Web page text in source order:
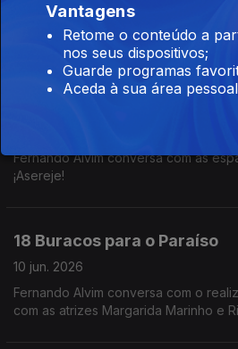
Fernando Alvim conversa com as
¡Asereje!
Fernando Alvim conversa com as
¡Asereje!
18 Buracos para o Paraíso
10 jun. 2026
Fernando Alvim conversa com o
com as atrizes Margarida Marinho e
Vantagens
Retome o conteúdo a
nos seus dispositivos;
Guarde programas
Aceda à sua área